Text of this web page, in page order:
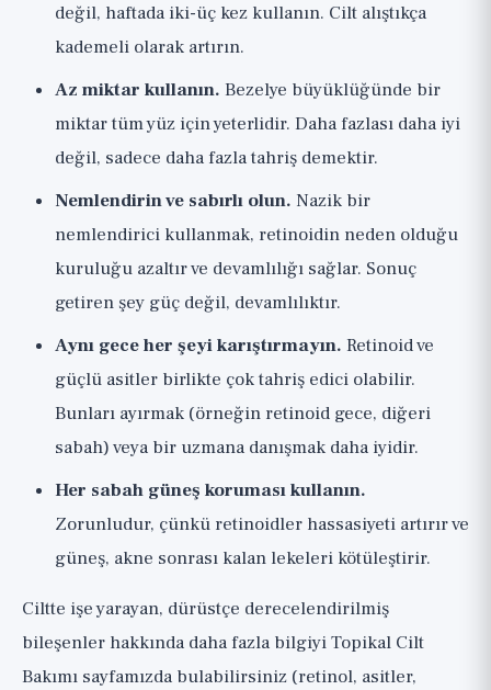
değil, haftada iki-üç kez kullanın. Cilt alıştıkça
kademeli olarak artırın.
Az miktar kullanın. Bezelye büyüklüğünde bir
miktar tüm yüz için yeterlidir. Daha fazlası daha iyi
değil, sadece daha fazla tahriş demektir.
Nemlendirin ve sabırlı olun. Nazik bir
nemlendirici kullanmak, retinoidin neden olduğu
kuruluğu azaltır ve devamlılığı sağlar. Sonuç
getiren şey güç değil, devamlılıktır.
Aynı gece her şeyi karıştırmayın. Retinoid ve
güçlü asitler birlikte çok tahriş edici olabilir.
Bunları ayırmak (örneğin retinoid gece, diğeri
sabah) veya bir uzmana danışmak daha iyidir.
Her sabah güneş koruması kullanın.
Zorunludur, çünkü retinoidler hassasiyeti artırır ve
güneş, akne sonrası kalan lekeleri kötüleştirir.
Ciltte işe yarayan, dürüstçe derecelendirilmiş
bileşenler hakkında daha fazla bilgiyiTopikal Cilt
Bakımı sayfamızda bulabilirsiniz (retinol, asitler,